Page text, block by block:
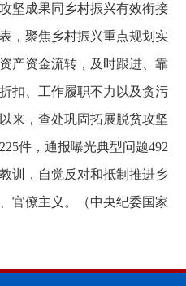
坚成果同乡村振兴有效衔接
，聚焦乡村振兴重点规划实
产资金流转，及时跟进、靠
扣、工作履职不力以及贪污
来，查处巩固拓展脱贫攻坚
件，通报曝光典型问题492
训，自觉反对和抵制推进乡
官僚主义。（中央纪委国家